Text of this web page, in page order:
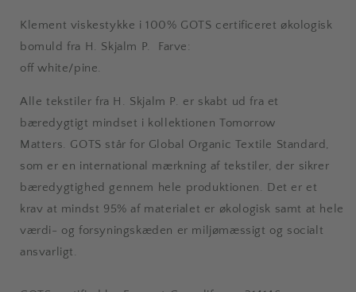
Klement viskestykke i 100% GOTS certificeret økologisk
bomuld fra H. Skjalm P. Farve:
off white/pine.
Alle tekstiler fra H. Skjalm P. er skabt ud fra et
bæredygtigt mindset i kollektionen Tomorrow
Matters. GOTS står for Global Organic Textile Standard,
som er en international mærkning af tekstiler, der sikrer
bæredygtighed gennem hele produktionen. Det er et
krav at mindst 95% af materialet er økologisk samt at hele
værdi- og forsyningskæden er miljømæssigt og socialt
ansvarligt.